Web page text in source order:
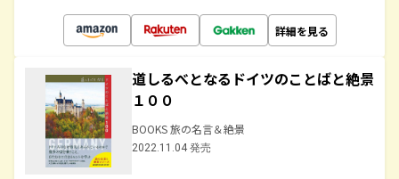
詳細を見る
道しるべとなるドイツのことばと絶景
１００
BOOKS 旅の名言＆絶景
2022.11.04 発売